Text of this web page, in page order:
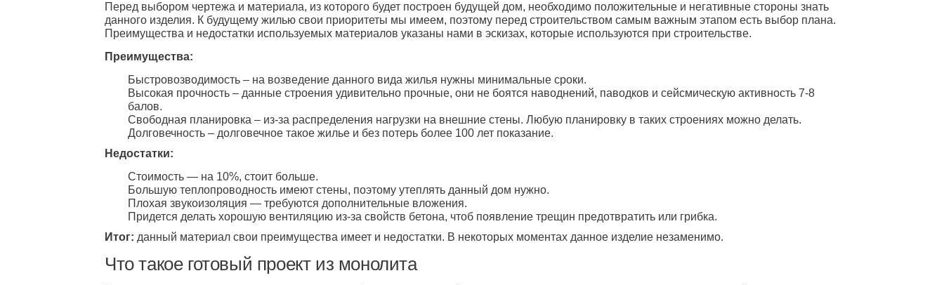
Перед выбором чертежа и материала, из которого будет построен будущей дом, необходимо положительные и негативные стороны знать
данного изделия. К будущему жилью свои приоритеты мы имеем, поэтому перед строительством самым важным этапом есть выбор плана.
Преимущества и недостатки используемых материалов указаны нами в эскизах, которые используются при строительстве.
Преимущества:
Быстровозводимость – на возведение данного вида жилья нужны минимальные сроки.
Высокая прочность – данные строения удивительно прочные, они не боятся наводнений, паводков и сейсмическую активность 7-8
балов.
Свободная планировка – из-за распределения нагрузки на внешние стены. Любую планировку в таких строениях можно делать.
Долговечность – долговечное такое жилье и без потерь более 100 лет показание.
Недостатки:
Стоимость — на 10%, стоит больше.
Большую теплопроводность имеют стены, поэтому утеплять данный дом нужно.
Плохая звукоизоляция — требуются дополнительные вложения.
Придется делать хорошую вентиляцию из-за свойств бетона, чтоб появление трещин предотвратить или грибка.
Итог: данный материал свои преимущества имеет и недостатки. В некоторых моментах данное изделие незаменимо.
Что такое готовый проект из монолита